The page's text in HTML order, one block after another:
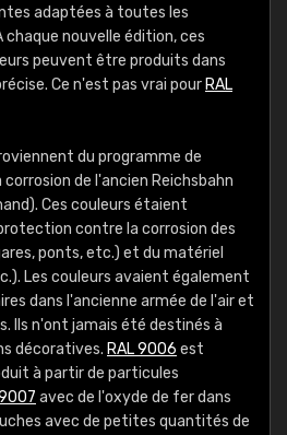
adaptées à toutes les
chaque nouvelle édition, ces
peuvent être produits dans
Ce n'est pas vrai pour RAL
du programme de
de l'ancien Reichsbahn
Ces couleurs étaient
contre la corrosion des
ponts, etc.) et du matériel
Les couleurs avaient également
dans l'ancienne armée de l'air et
Ils n'ont jamais été destinés à
décoratives. RAL 9006 est
à partir de particules
avec de l'oxyde de fer dans
avec de petites quantités de